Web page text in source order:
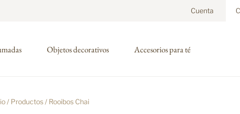
Cuenta
Objetos decorativos Accesorios para té
/ Productos / Rooibos Chai